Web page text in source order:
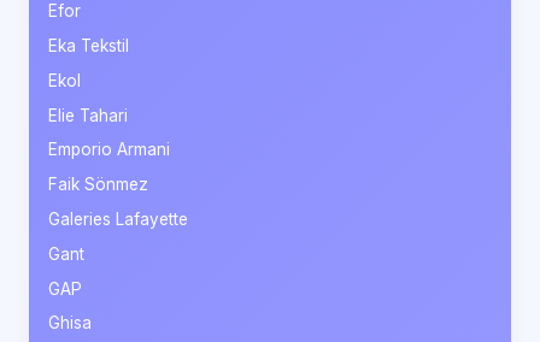
Efor
Eka Tekstil
Ekol
Elie Tahari
Emporio Armani
Faik Sönmez
Galeries Lafayette
Gant
GAP
Ghisa